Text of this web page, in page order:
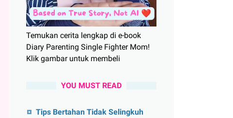
Temukan cerita lengkap di e-book
Diary Parenting Single Fighter Mom!
Klik gambar untuk membeli
YOU MUST READ
Tips Bertahan Tidak Selingkuh